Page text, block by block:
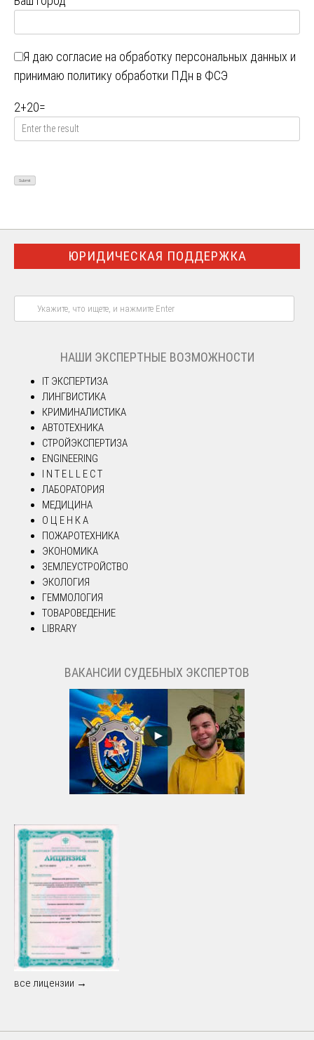
Я даю согласие на обработку персональных данных и
принимаю политику обработки ПДн в ФСЭ
2+20=
ЮРИДИЧЕСКАЯ ПОДДЕРЖКА
НАШИ ЭКСПЕРТНЫЕ ВОЗМОЖНОСТИ
IT ЭКСПЕРТИЗА
ЛИНГВИСТИКА
КРИМИНАЛИСТИКА
АВТОТЕХНИКА
СТРОЙЭКСПЕРТИЗА
ENGINEERING
I N T E L L E C T
ЛАБОРАТОРИЯ
МЕДИЦИНА
О Ц Е Н К А
ПОЖАРОТЕХНИКА
ЭКОНОМИКА
ЗЕМЛЕУСТРОЙСТВО
ЭКОЛОГИЯ
ГЕММОЛОГИЯ
ТОВАРОВЕДЕНИЕ
LIBRARY
ВАКАНСИИ СУДЕБНЫХ ЭКСПЕРТОВ
все лицензии →